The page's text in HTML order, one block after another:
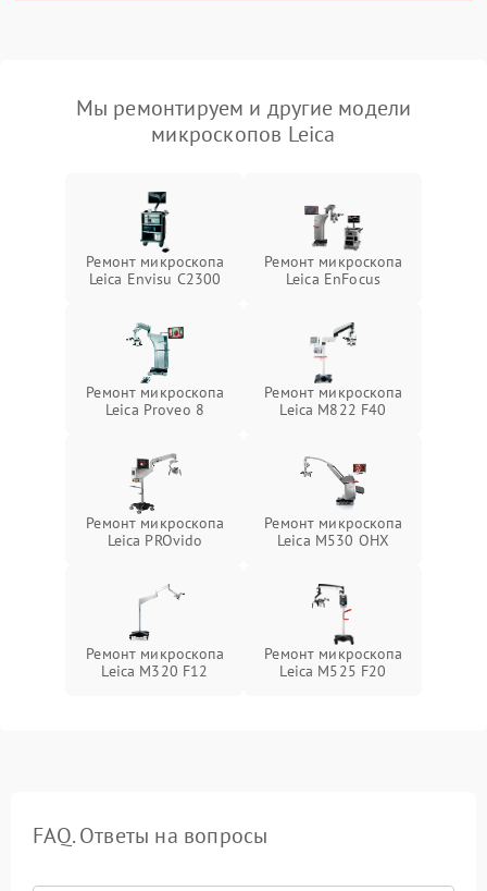
Мы ремонтируем и другие модели
микроскопов Leica
Ремонт микроскопа
Leica Envisu C2300
Ремонт микроскопа
Leica EnFocus
Ремонт микроскопа
Leica Proveo 8
Ремонт микроскопа
Leica M822 F40
Ремонт микроскопа
Leica PROvido
Ремонт микроскопа
Leica M530 OHX
Ремонт микроскопа
Leica M320 F12
Ремонт микроскопа
Leica M525 F20
FAQ. Ответы на вопросы